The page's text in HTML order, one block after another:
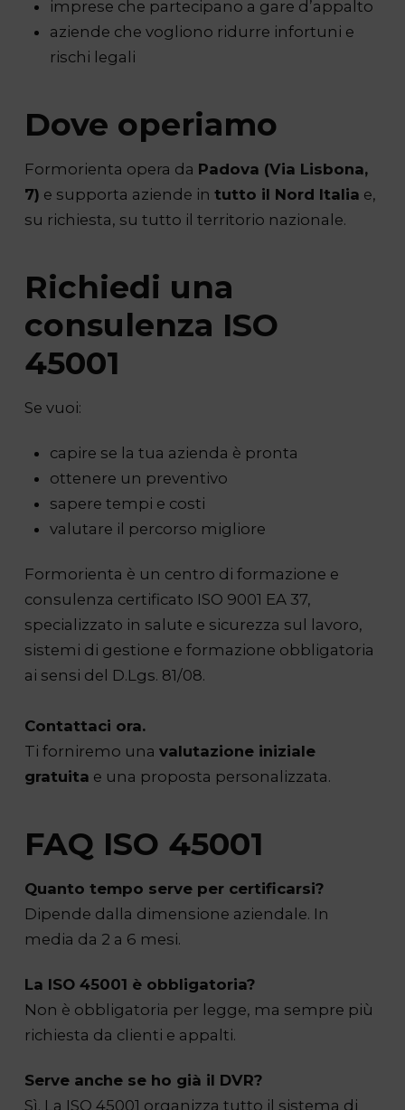
imprese che partecipano a gare d’appalto
aziende che vogliono ridurre infortuni e
rischi legali
Dove operiamo
Formorienta opera da Padova (Via Lisbona,
7) e supporta aziende in tutto il Nord Italia e,
su richiesta, su tutto il territorio nazionale.
Richiedi una
consulenza ISO
45001
Se vuoi:
capire se la tua azienda è pronta
ottenere un preventivo
sapere tempi e costi
valutare il percorso migliore
Formorienta è un centro di formazione e
consulenza certificato ISO 9001 EA 37,
specializzato in salute e sicurezza sul lavoro,
sistemi di gestione e formazione obbligatoria
ai sensi del D.Lgs. 81/08.
Contattaci ora.
Ti forniremo una valutazione iniziale
gratuita e una proposta personalizzata.
FAQ ISO 45001
Quanto tempo serve per certificarsi?
Dipende dalla dimensione aziendale. In
media da 2 a 6 mesi.
La ISO 45001 è obbligatoria?
Non è obbligatoria per legge, ma sempre più
richiesta da clienti e appalti.
Serve anche se ho già il DVR?
Sì. La ISO 45001 organizza tutto il sistema di